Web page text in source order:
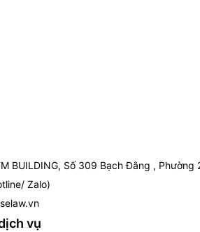
BUILDING, Số 309 Bạch Đằng , Phường
Zalo)
vụ